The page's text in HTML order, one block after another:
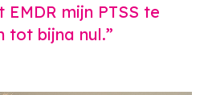
mijn PTSS te
tot bijna nul.”